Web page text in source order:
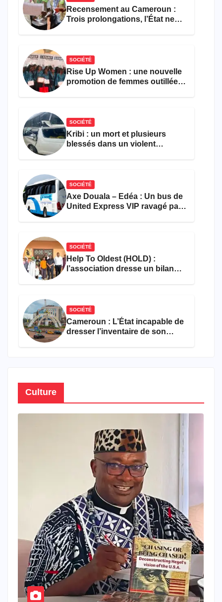
Recensement au Cameroun :
Trois prolongations, l’État ne
SOCIÉTÉ
Rise Up Women : une nouvelle
promotion de femmes outillées
SOCIÉTÉ
Kribi : un mort et plusieurs
blessés dans un violent
SOCIÉTÉ
Axe Douala – Edéa : Un bus de
United Express VIP ravagé par
SOCIÉTÉ
Help To Oldest (HOLD) :
l’association dresse un bilan
SOCIÉTÉ
Cameroun : L’État incapable de
dresser l’inventaire de son
Culture